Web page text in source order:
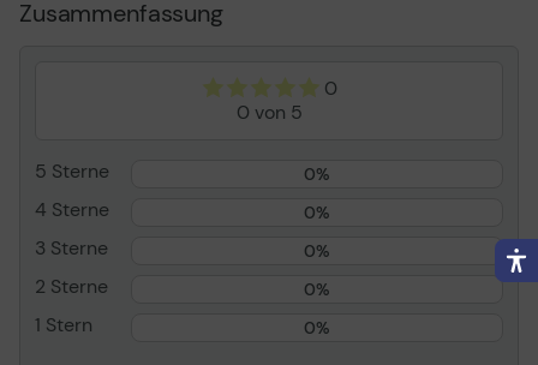
Volle Vertragslaufzeit
3 Jahre
4 Stunden
Tage pro Woche
Ersatzteile
Stelle
Vor-Ort
Zusammenfassung
0
0 von 5
5 Sterne 0%
4 Sterne 0%
3 Sterne 0%
2 Sterne 0%
1 Stern 0%